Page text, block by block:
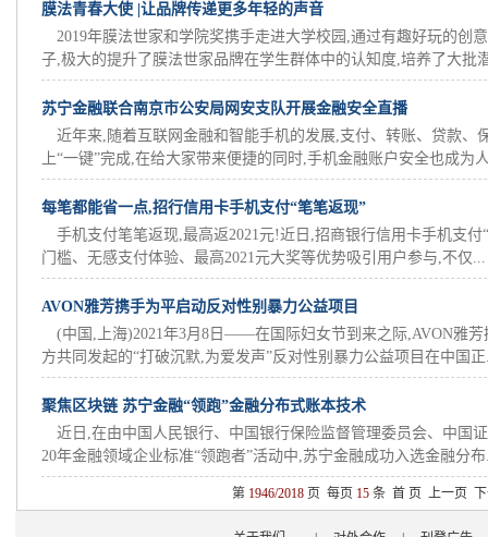
膜法青春大使 |让品牌传递更多年轻的声音
2019年膜法世家和学院奖携手走进大学校园,通过有趣好玩的创
子,极大的提升了膜法世家品牌在学生群体中的认知度,培养了大批
苏宁金融联合南京市公安局网安支队开展金融安全直播
近年来,随着互联网金融和智能手机的发展,支付、转账、贷款、
上“一键”完成,在给大家带来便捷的同时,手机金融账户安全也成为
每笔都能省一点,招行信用卡手机支付“笔笔返现”
手机支付笔笔返现,最高返2021元!近日,招商银行信用卡手机支
门槛、无感支付体验、最高2021元大奖等优势吸引用户参与,不仅...
AVON雅芳携手为平启动反对性别暴力公益项目
(中国,上海)2021年3月8日——在国际妇女节到来之际,AVON雅
方共同发起的“打破沉默,为爱发声”反对性别暴力公益项目在中国
聚焦区块链 苏宁金融“领跑”金融分布式账本技术
近日,在由中国人民银行、中国银行保险监督管理委员会、中国
20年金融领域企业标准“领跑者”活动中,苏宁金融成功入选金融分
第 1946/2018 页 每页 15 条 首 页 上一页